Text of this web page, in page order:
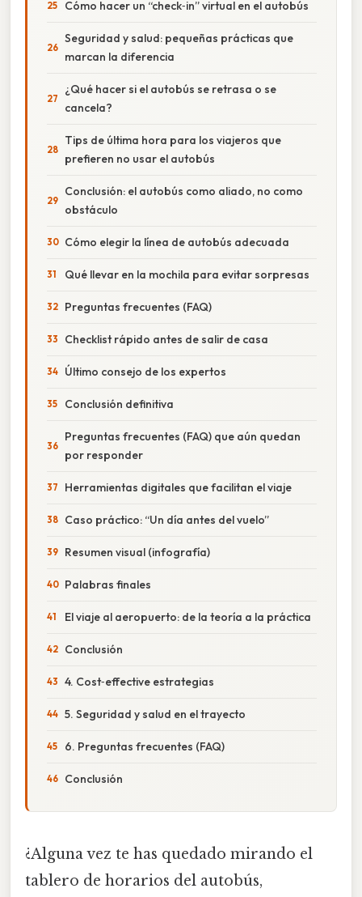
Cómo hacer un “check‑in” virtual en el autobús
Seguridad y salud: pequeñas prácticas que
marcan la diferencia
¿Qué hacer si el autobús se retrasa o se
cancela?
Tips de última hora para los viajeros que
prefieren no usar el autobús
Conclusión: el autobús como aliado, no como
obstáculo
Cómo elegir la línea de autobús adecuada
Qué llevar en la mochila para evitar sorpresas
Preguntas frecuentes (FAQ)
Checklist rápido antes de salir de casa
Último consejo de los expertos
Conclusión definitiva
Preguntas frecuentes (FAQ) que aún quedan
por responder
Herramientas digitales que facilitan el viaje
Caso práctico: “Un día antes del vuelo”
Resumen visual (infografía)
Palabras finales
El viaje al aeropuerto: de la teoría a la práctica
Conclusión
4. Cost‑effective estrategias
5. Seguridad y salud en el trayecto
6. Preguntas frecuentes (FAQ)
Conclusión
¿Alguna vez te has quedado mirando el
tablero de horarios del autobús,